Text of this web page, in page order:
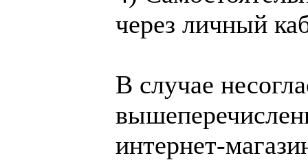
через личный
В случае
интернет-